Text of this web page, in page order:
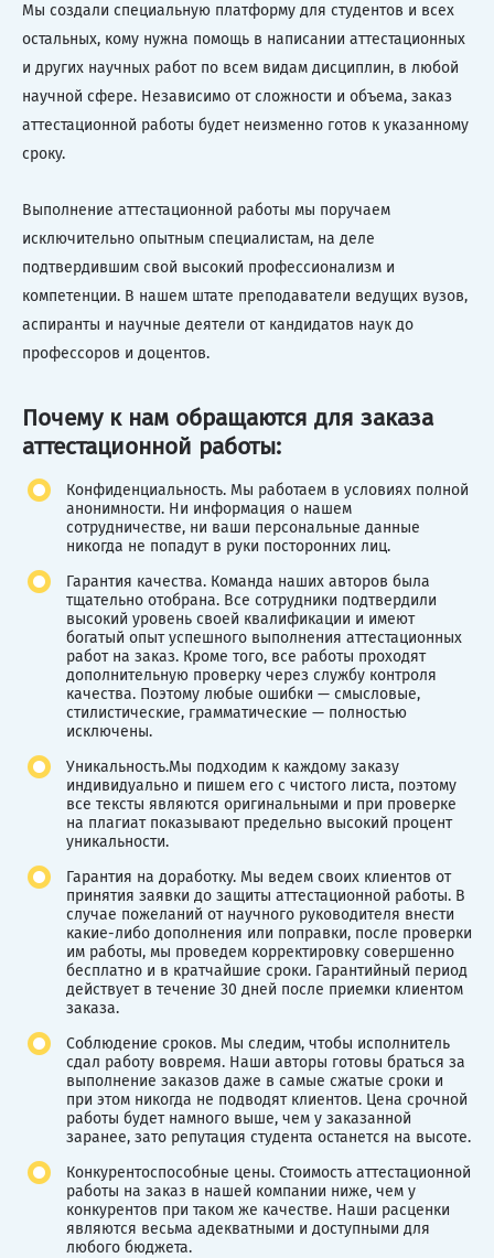
Мы создали специальную платформу для студентов и всех
остальных, кому нужна помощь в написании аттестационных
и других научных работ по всем видам дисциплин, в любой
научной сфере. Независимо от сложности и объема, заказ
аттестационной работы будет неизменно готов к указанному
сроку.
Выполнение аттестационной работы мы поручаем
исключительно опытным специалистам, на деле
подтвердившим свой высокий профессионализм и
компетенции. В нашем штате преподаватели ведущих вузов,
аспиранты и научные деятели от кандидатов наук до
профессоров и доцентов.
Почему к нам обращаются для заказа
аттестационной работы:
Конфиденциальность. Мы работаем в условиях полной
анонимности. Ни информация о нашем
сотрудничестве, ни ваши персональные данные
никогда не попадут в руки посторонних лиц.
Гарантия качества. Команда наших авторов была
тщательно отобрана. Все сотрудники подтвердили
высокий уровень своей квалификации и имеют
богатый опыт успешного выполнения аттестационных
работ на заказ. Кроме того, все работы проходят
дополнительную проверку через службу контроля
качества. Поэтому любые ошибки — смысловые,
стилистические, грамматические — полностью
исключены.
Уникальность.Мы подходим к каждому заказу
индивидуально и пишем его с чистого листа, поэтому
все тексты являются оригинальными и при проверке
на плагиат показывают предельно высокий процент
уникальности.
Гарантия на доработку. Мы ведем своих клиентов от
принятия заявки до защиты аттестационной работы. В
случае пожеланий от научного руководителя внести
какие-либо дополнения или поправки, после проверки
им работы, мы проведем корректировку совершенно
бесплатно и в кратчайшие сроки. Гарантийный период
действует в течение 30 дней после приемки клиентом
заказа.
Соблюдение сроков. Мы следим, чтобы исполнитель
сдал работу вовремя. Наши авторы готовы браться за
выполнение заказов даже в самые сжатые сроки и
при этом никогда не подводят клиентов. Цена срочной
работы будет намного выше, чем у заказанной
заранее, зато репутация студента останется на высоте.
Конкурентоспособные цены. Стоимость аттестационной
работы на заказ в нашей компании ниже, чем у
конкурентов при таком же качестве. Наши расценки
являются весьма адекватными и доступными для
любого бюджета.